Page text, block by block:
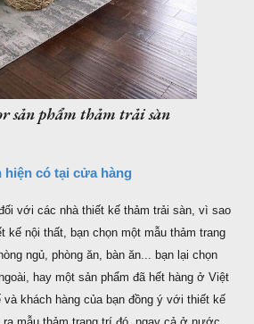
sản phẩm thảm trải sàn
hiện có tại cửa hàng
với các nhà thiết kế thảm trải sàn, vì sao
kế nội thất, bạn chọn một mẫu thảm trang
ngủ, phòng ăn, bàn ăn... bạn lại chọn
hay một sản phẩm đã hết hàng ở Việt
và khách hàng của bạn đồng ý với thiết kế